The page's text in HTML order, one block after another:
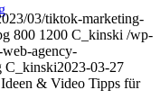
03/tiktok-marketing-
800 1200 C_kinski /wp-
agency-
C_kinski2023-03-27
& Video Tipps für